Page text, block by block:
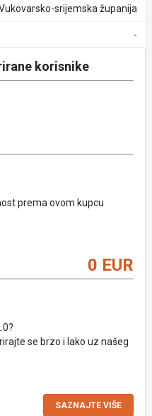
srijemska županija
-
korisnike
prema ovom kupcu
0 EUR
se brzo i lako uz našeg
SAZNAJTE VIŠE